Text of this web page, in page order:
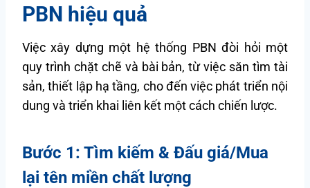
PBN hiệu quả
Việc xây dựng một hệ thống PBN đòi hỏi một
quy trình chặt chẽ và bài bản, từ việc săn tìm tài
sản, thiết lập hạ tầng, cho đến việc phát triển nội
dung và triển khai liên kết một cách chiến lược.
Bước 1: Tìm kiếm & Đấu giá/Mua
lại tên miền chất lượng